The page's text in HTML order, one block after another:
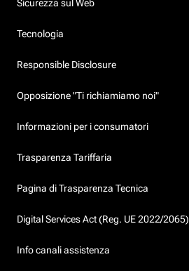
Sicurezza sul Web
Tecnologia
Responsible Disclosure
Opposizione "Ti richiamiamo noi"
Informazioni per i consumatori
Trasparenza Tariffaria
Pagina di Trasparenza Tecnica
Digital Services Act (Reg. UE 2022/2065)
Info canali assistenza